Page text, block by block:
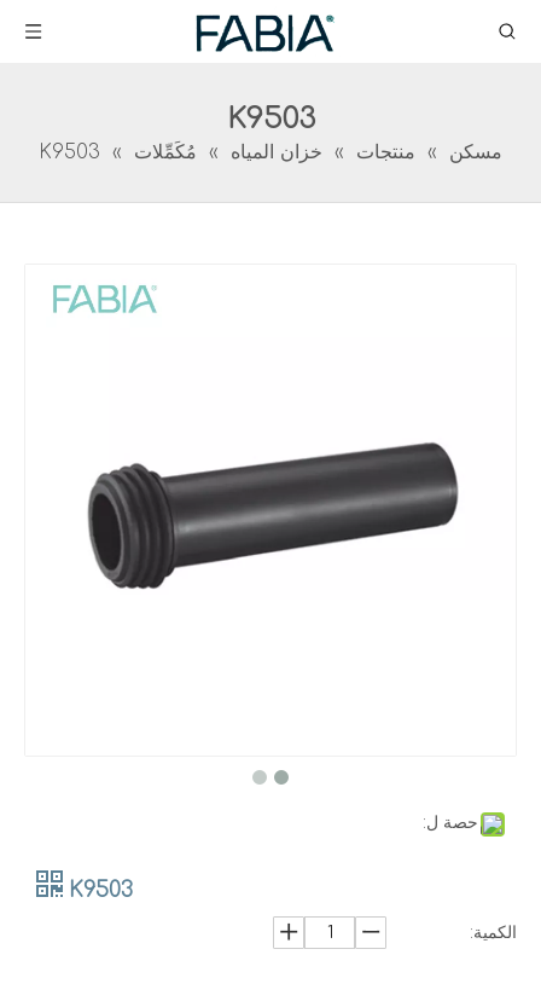
K9503
مسكن » منتجات » خزان المياه » مُكَمِّلات »
K9503
حصة ل:
K9503
الكمية: